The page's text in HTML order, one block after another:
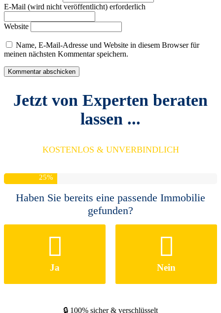
E-Mail (wird nicht veröffentlicht) erforderlich
Website
Name, E-Mail-Adresse und Website in diesem Browser für
meinen nächsten Kommentar speichern.
Jetzt von Experten beraten
lassen ...
KOSTENLOS & UNVERBINDLICH
25%
Haben Sie bereits eine passende Immobilie
gefunden?
Ja Nein
🔒 100% sicher & verschlüsselt